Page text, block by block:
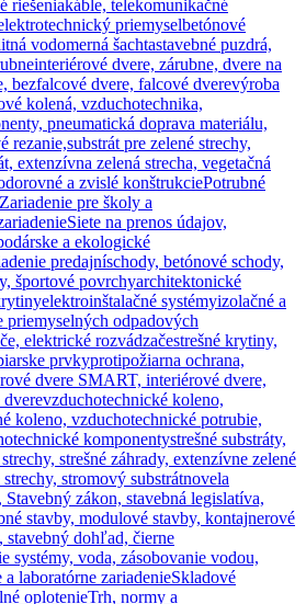
riešeniakáble, telekomunikačné
priemyselbetónové
vodomerná šachtastavebné puzdrá,
interiérové dvere, zárubne, dvere na
bezfalcové dvere, falcové dverevýroba
kolená, vzduchotechnika,
pneumatická doprava materiálu,
rezanie,substrát pre zelené strechy,
extenzívna zelená strecha, vegetačná
a zvislé konštrukciePotrubné
Zariadenie pre školy a
Siete na prenos údajov,
a ekologické
predajníschody, betónové schody,
športové povrchyarchitektonické
elektroinštalačné systémyizolačné a
priemyselných odpadových
elektrické rozvádzačestrešné krytiny,
prvkyprotipožiarna ochrana,
dvere SMART, interiérové dvere,
dverevzduchotechnické koleno,
koleno, vzduchotechnické potrubie,
komponentystrešné substráty,
strešné záhrady, extenzívne zelené
stromový substrátnovela
zákon, stavebná legislatíva,
stavby, modulové stavby, kontajnerové
stavebný dohľad, čierne
systémy, voda, zásobovanie vodou,
laboratórne zariadenieSkladové
oplotenieTrh, normy a